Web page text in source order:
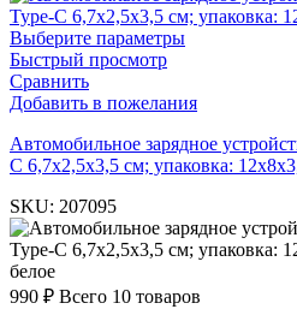
Выберите параметры
Быстрый просмотр
Сравнить
Добавить в пожелания
Автомобильное зарядное
C 6,7х2,5х3,5 см; упаковка:
SKU: 207095
белое
990 ₽ Всего 10 товаров